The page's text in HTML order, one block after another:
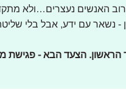
האנשים נעצרים…ולא
נשאר עם ידע, אבל בלי
הצעד הבא - פגישת